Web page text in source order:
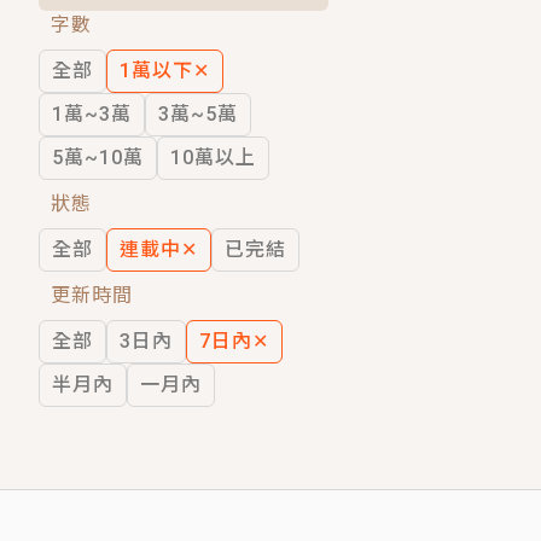
穿越｜《穿越遠古後成了野人娘子》你
字數
全部
1萬以下✕
1萬~3萬
3萬~5萬
5萬~10萬
10萬以上
狀態
全部
連載中 ✕
已完結
更新時間
全部
3日內 7日內 ✕
半月內
一月內